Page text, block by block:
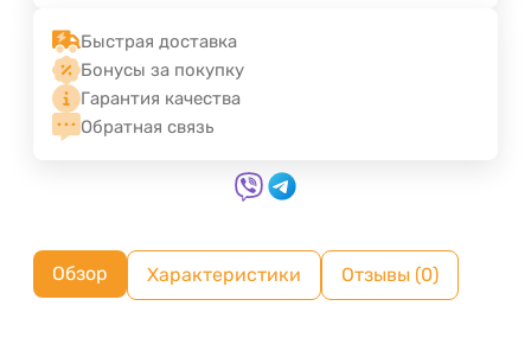
Быстрая доставка
Бонусы за покупку
Гарантия качества
Обратная связь
Обзор Характеристики Отзывы (0)